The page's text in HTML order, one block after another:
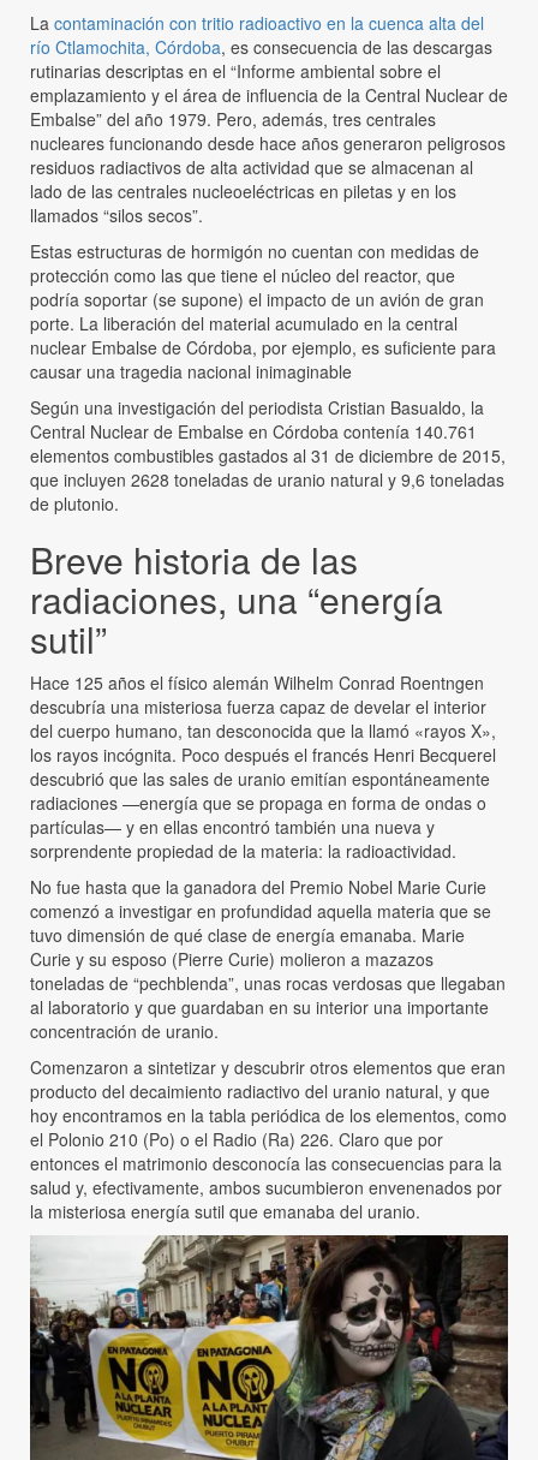
La contaminación con tritio radioactivo en la cuenca alta del
río Ctlamochita, Córdoba, es consecuencia de las descargas
rutinarias descriptas en el “Informe ambiental sobre el
emplazamiento y el área de influencia de la Central Nuclear de
Embalse” del año 1979. Pero, además, tres centrales
nucleares funcionando desde hace años generaron peligrosos
residuos radiactivos de alta actividad que se almacenan al
lado de las centrales nucleoeléctricas en piletas y en los
llamados “silos secos”.
Estas estructuras de hormigón no cuentan con medidas de
protección como las que tiene el núcleo del reactor, que
podría soportar (se supone) el impacto de un avión de gran
porte. La liberación del material acumulado en la central
nuclear Embalse de Córdoba, por ejemplo, es suficiente para
causar una tragedia nacional inimaginable
Según una investigación del periodista Cristian Basualdo, la
Central Nuclear de Embalse en Córdoba contenía 140.761
elementos combustibles gastados al 31 de diciembre de 2015,
que incluyen 2628 toneladas de uranio natural y 9,6 toneladas
de plutonio.
Breve historia de las
radiaciones, una “energía
sutil”
Hace 125 años el físico alemán Wilhelm Conrad Roentngen
descubría una misteriosa fuerza capaz de develar el interior
del cuerpo humano, tan desconocida que la llamó «rayos X»,
los rayos incógnita. Poco después el francés Henri Becquerel
descubrió que las sales de uranio emitían espontáneamente
radiaciones —energía que se propaga en forma de ondas o
partículas— y en ellas encontró también una nueva y
sorprendente propiedad de la materia: la radioactividad.
No fue hasta que la ganadora del Premio Nobel Marie Curie
comenzó a investigar en profundidad aquella materia que se
tuvo dimensión de qué clase de energía emanaba. Marie
Curie y su esposo (Pierre Curie) molieron a mazazos
toneladas de “pechblenda”, unas rocas verdosas que llegaban
al laboratorio y que guardaban en su interior una importante
concentración de uranio.
Comenzaron a sintetizar y descubrir otros elementos que eran
producto del decaimiento radiactivo del uranio natural, y que
hoy encontramos en la tabla periódica de los elementos, como
el Polonio 210 (Po) o el Radio (Ra) 226. Claro que por
entonces el matrimonio desconocía las consecuencias para la
salud y, efectivamente, ambos sucumbieron envenenados por
la misteriosa energía sutil que emanaba del uranio.